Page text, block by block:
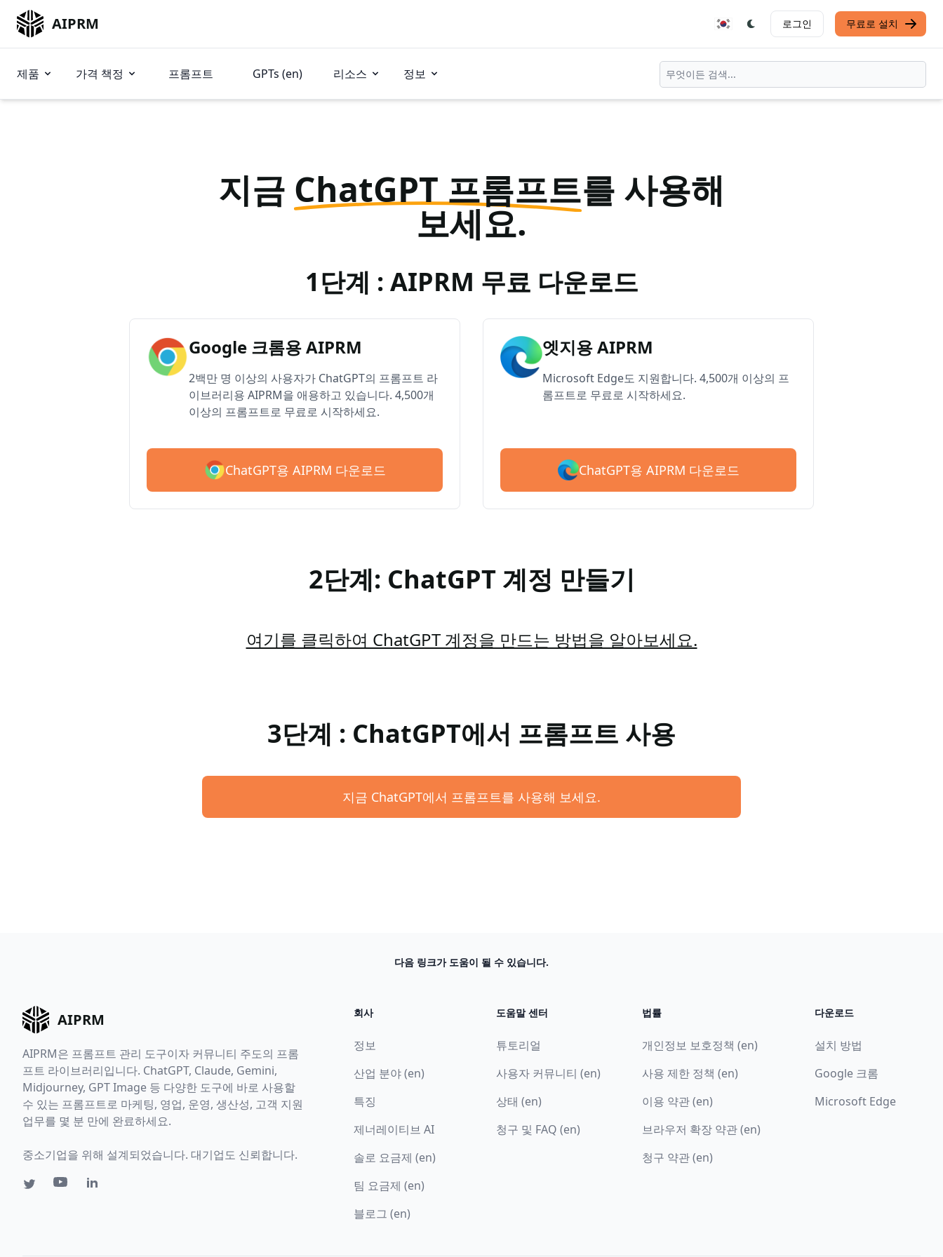
AIPRM 로그인 무료로 설치
제품 가격 책정 프롬프트 GPTs (en) 리소스 정보
지금 ChatGPT 프롬프트를 사용해
보세요.
1단계 : AIPRM 무료 다운로드
Google 크롬용 AIPRM
2백만 명 이상의 사용자가 ChatGPT의 프롬프트 라
이브러리용 AIPRM을 애용하고 있습니다. 4,500개
이상의 프롬프트로 무료로 시작하세요.
ChatGPT용 AIPRM 다운로드
엣지용 AIPRM
Microsoft Edge도 지원합니다. 4,500개 이상의 프
롬프트로 무료로 시작하세요.
ChatGPT용 AIPRM 다운로드
2단계: ChatGPT 계정 만들기
여기를 클릭하여 ChatGPT 계정을 만드는 방법을 알아보세요.
3단계 : ChatGPT에서 프롬프트 사용
지금 ChatGPT에서 프롬프트를 사용해 보세요.
다음 링크가 도움이 될 수 있습니다.
AIPRM
AIPRM은 프롬프트 관리 도구이자 커뮤니티 주도의 프롬
프트 라이브러리입니다. ChatGPT, Claude, Gemini,
Midjourney, GPT Image 등 다양한 도구에 바로 사용할
수 있는 프롬프트로 마케팅, 영업, 운영, 생산성, 고객 지원
업무를 몇 분 만에 완료하세요.
중소기업을 위해 설계되었습니다. 대기업도 신뢰합니다.
회사
정보
산업 분야 (en)
특징
제너레이티브 AI
솔로 요금제 (en)
팀 요금제 (en)
블로그 (en)
도움말 센터
튜토리얼
사용자 커뮤니티 (en)
상태 (en)
청구 및 FAQ (en)
법률
개인정보 보호정책 (en)
사용 제한 정책 (en)
이용 약관 (en)
브라우저 확장 약관 (en)
청구 약관 (en)
다운로드
설치 방법
Google 크롬
Microsoft Edge